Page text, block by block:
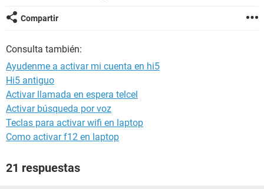
Compartir
Consulta también:
Ayudenme a activar mi cuenta en hi5
Hi5 antiguo
Activar llamada en espera telcel
Activar búsqueda por voz
Teclas para activar wifi en laptop
Como activar f12 en laptop
21 respuestas